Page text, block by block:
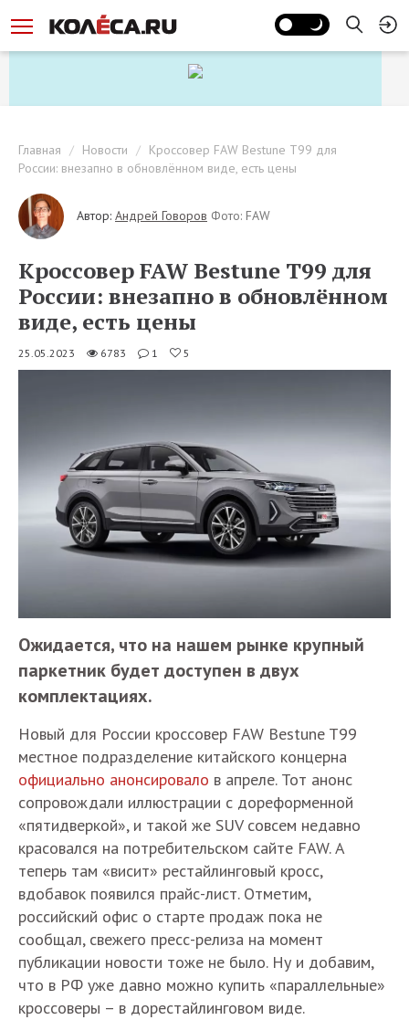
Главная Новости
Кроссовер FAW Bestune T99 для
России: внезапно в обновлённом виде, есть цены
Автор: Андрей Говоров Фото: FAW
Кроссовер FAW Bestune T99 для
России: внезапно в обновлённом
виде, есть цены
25.05.2023 6783 1 5
Ожидается, что на нашем рынке крупный
паркетник будет доступен в двух
комплектациях.
Новый для России кроссовер FAW Bestune T99
местное подразделение китайского концерна
официально анонсировало в апреле. Тот анонс
сопровождали иллюстрации с дореформенной
«пятидверкой», и такой же SUV совсем недавно
красовался на потребительском сайте FAW. А
теперь там «висит» рестайлинговый кросс,
вдобавок появился прайс-лист. Отметим,
российский офис о старте продаж пока не
сообщал, свежего пресс-релиза на момент
публикации новости тоже не было. Ну и добавим,
что в РФ уже давно можно купить «параллельные»
кроссоверы – в дорестайлинговом виде.